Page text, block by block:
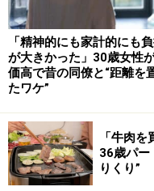
ねることを意識してい
今後については、「急
えて、少しずつ貯蓄
成にも関心があります
ら、長期的に安心して
とを目標にしています
「精神的にも家計的にも
が大きかった」30歳女性
価高で昔の同僚と“距離を
たワケ”
「牛肉
36歳パー
りくり”